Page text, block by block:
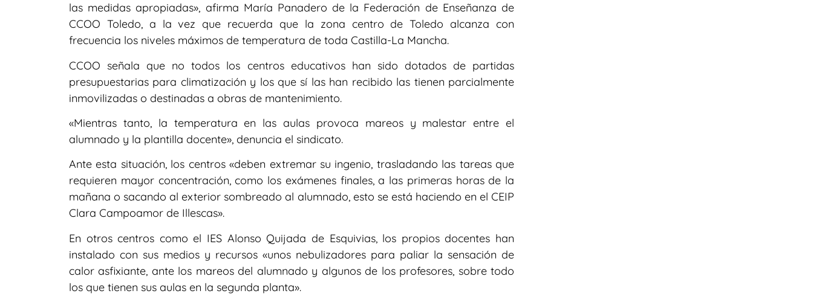
las medidas apropiadas», afirma María Panadero de la Federación de Enseñanza de
CCOO Toledo, a la vez que recuerda que la zona centro de Toledo alcanza con
frecuencia los niveles máximos de temperatura de toda Castilla-La Mancha.
CCOO señala que no todos los centros educativos han sido dotados de partidas
presupuestarias para climatización y los que sí las han recibido las tienen parcialmente
inmovilizadas o destinadas a obras de mantenimiento.
«Mientras tanto, la temperatura en las aulas provoca mareos y malestar entre el
alumnado y la plantilla docente», denuncia el sindicato.
Ante esta situación, los centros «deben extremar su ingenio, trasladando las tareas que
requieren mayor concentración, como los exámenes finales, a las primeras horas de la
mañana o sacando al exterior sombreado al alumnado, esto se está haciendo en el CEIP
Clara Campoamor de Illescas».
En otros centros como el IES Alonso Quijada de Esquivias, los propios docentes han
instalado con sus medios y recursos «unos nebulizadores para paliar la sensación de
calor asfixiante, ante los mareos del alumnado y algunos de los profesores, sobre todo
los que tienen sus aulas en la segunda planta».